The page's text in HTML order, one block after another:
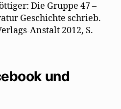
Die Gruppe 47 –
Geschichte schrieb.
Anstalt 2012, S.
und